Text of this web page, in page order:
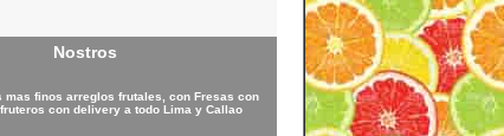
Nostros
mas finos arreglos frutales, con Fresas con
con delivery a todo Lima y Callao